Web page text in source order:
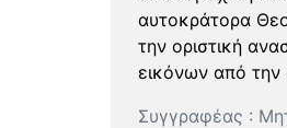
αυτοκράτορα
την οριστική
εικόνων από την
Συγγραφέας :